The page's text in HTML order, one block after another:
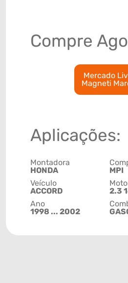
Compre
Mercado
Magneti
Aplicações:
Montadora
HONDA
Veículo
ACCORD
Ano
1998 ... 2002
MPI
2.3